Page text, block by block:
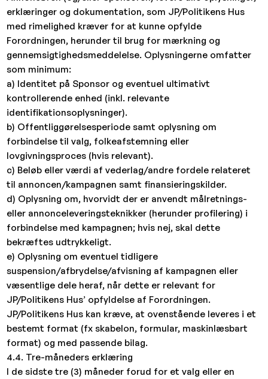
erklæringer og dokumentation, som JP/Politikens Hus
med rimelighed kræver for at kunne opfylde
Forordningen, herunder til brug for mærkning og
gennemsigtighedsmeddelelse. Oplysningerne omfatter
som minimum:
a) Identitet på Sponsor og eventuel ultimativt
kontrollerende enhed (inkl. relevante
identifikationsoplysninger).
b) Offentliggørelsesperiode samt oplysning om
forbindelse til valg, folkeafstemning eller
lovgivningsproces (hvis relevant).
c) Beløb eller værdi af vederlag/andre fordele relateret
til annoncen/kampagnen samt finansieringskilder.
d) Oplysning om, hvorvidt der er anvendt målretnings-
eller annonceleveringsteknikker (herunder profilering) i
forbindelse med kampagnen; hvis nej, skal dette
bekræftes udtrykkeligt.
e) Oplysning om eventuel tidligere
suspension/afbrydelse/afvisning af kampagnen eller
væsentlige dele heraf, når dette er relevant for
JP/Politikens Hus’ opfyldelse af Forordningen.
JP/Politikens Hus kan kræve, at ovenstående leveres i et
bestemt format (fx skabelon, formular, maskinlæsbart
format) og med passende bilag.
4.4. Tre-måneders erklæring
I de sidste tre (3) måneder forud for et valg eller en